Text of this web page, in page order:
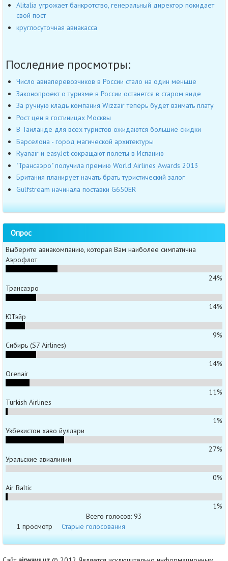
Alitalia угрожает банкротство, генеральный директор покидает
свой пост
круглосуточная авиакасса
Последние просмотры:
Число авиаперевозчиков в России стало на один меньше
Законопроект о туризме в России останется в старом виде
За ручную кладь компания Wizzair теперь будет взимать плату
Рост цен в гостиницах Москвы
В Таиланде для всех туристов ожидаются большие скидки
Барселона - город магической архитектуры
Ryanair и easyJet сокращают полеты в Испанию
"Трансаэро" получила премию World Airlines Awards 2013
Британия планирует начать брать туристический залог
Gulfstream начинала поставки G650ER
Опрос
Выберите авиакомпанию, которая Вам наиболее симпатична
Аэрофлот
24%
Трансаэро
14%
ЮТэйр
9%
Сибирь (S7 Airlines)
14%
Orenair
11%
Turkish Airlines
1%
Узбекистон хаво йуллари
27%
Уральские авиалинии
0%
Air Baltic
1%
Всего голосов: 93
1 просмотр
Старые голосования